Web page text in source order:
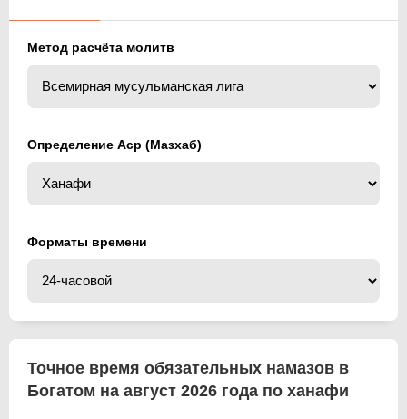
Метод расчёта молитв
Определение Аср (Мазхаб)
Форматы времени
Точное время обязательных намазов в
Богатом на август 2026 года по ханафи